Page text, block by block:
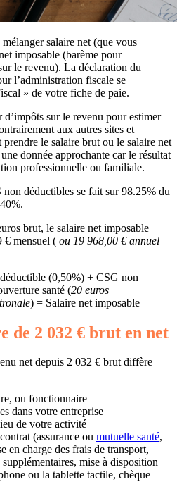
salaire net (que vous
imposable (barème pour
le revenu). La déclaration du
l’administration fiscale se
» de votre fiche de paie.
sur le revenu pour estimer
aux autres sites et
le salaire brut ou le salaire net
donnée approchante car le résultat
professionnelle ou familiale.
déductibles se fait sur 98.25% du
brut, le salaire net imposable
€ mensuel ( ou 19 968,00 € annuel
(0,50%) + CSG non
santé (20 euros
) = Salaire net imposable
de 2 032 € brut en net
net depuis 2 032 € brut diffère
ou fonctionnaire
dans votre entreprise
de votre activité
(assurance ou mutuelle santé,
en charge des frais de transport,
mise à disposition
ou la tablette tactile, chèque